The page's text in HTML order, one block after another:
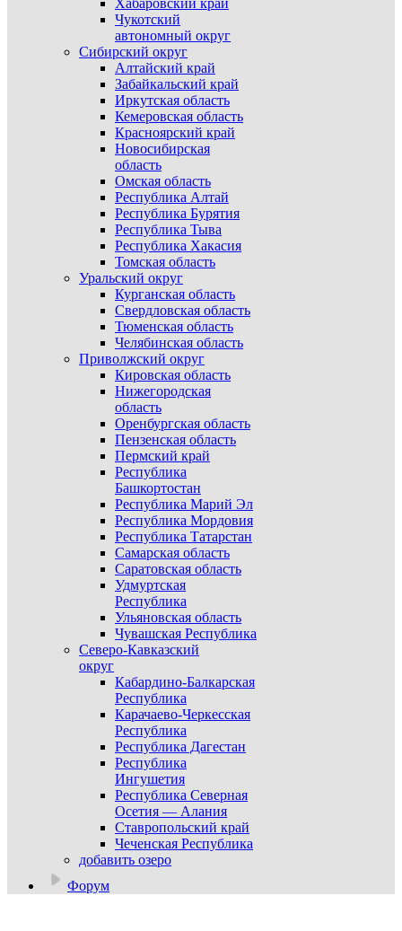
Хабаровский край
Чукотский
автономный округ
Сибирский округ
Алтайский край
Забайкальский край
Иркутская область
Кемеровская область
Красноярский край
Новосибирская
область
Омская область
Республика Алтай
Республика Бурятия
Республика Тыва
Республика Хакасия
Томская область
Уральский округ
Курганская область
Свердловская область
Тюменская область
Челябинская область
Приволжский округ
Кировская область
Нижегородская
область
Оренбургская область
Пензенская область
Пермский край
Республика
Башкортостан
Республика Марий Эл
Республика Мордовия
Республика Татарстан
Самарская область
Саратовская область
Удмуртская
Республика
Ульяновская область
Чувашская Республика
Северо-Кавказский
округ
Кабардино-Балкарская
Республика
Карачаево-Черкесская
Республика
Республика Дагестан
Республика
Ингушетия
Республика Северная
Осетия — Алания
Ставропольский край
Чеченская Республика
добавить озеро
Форум